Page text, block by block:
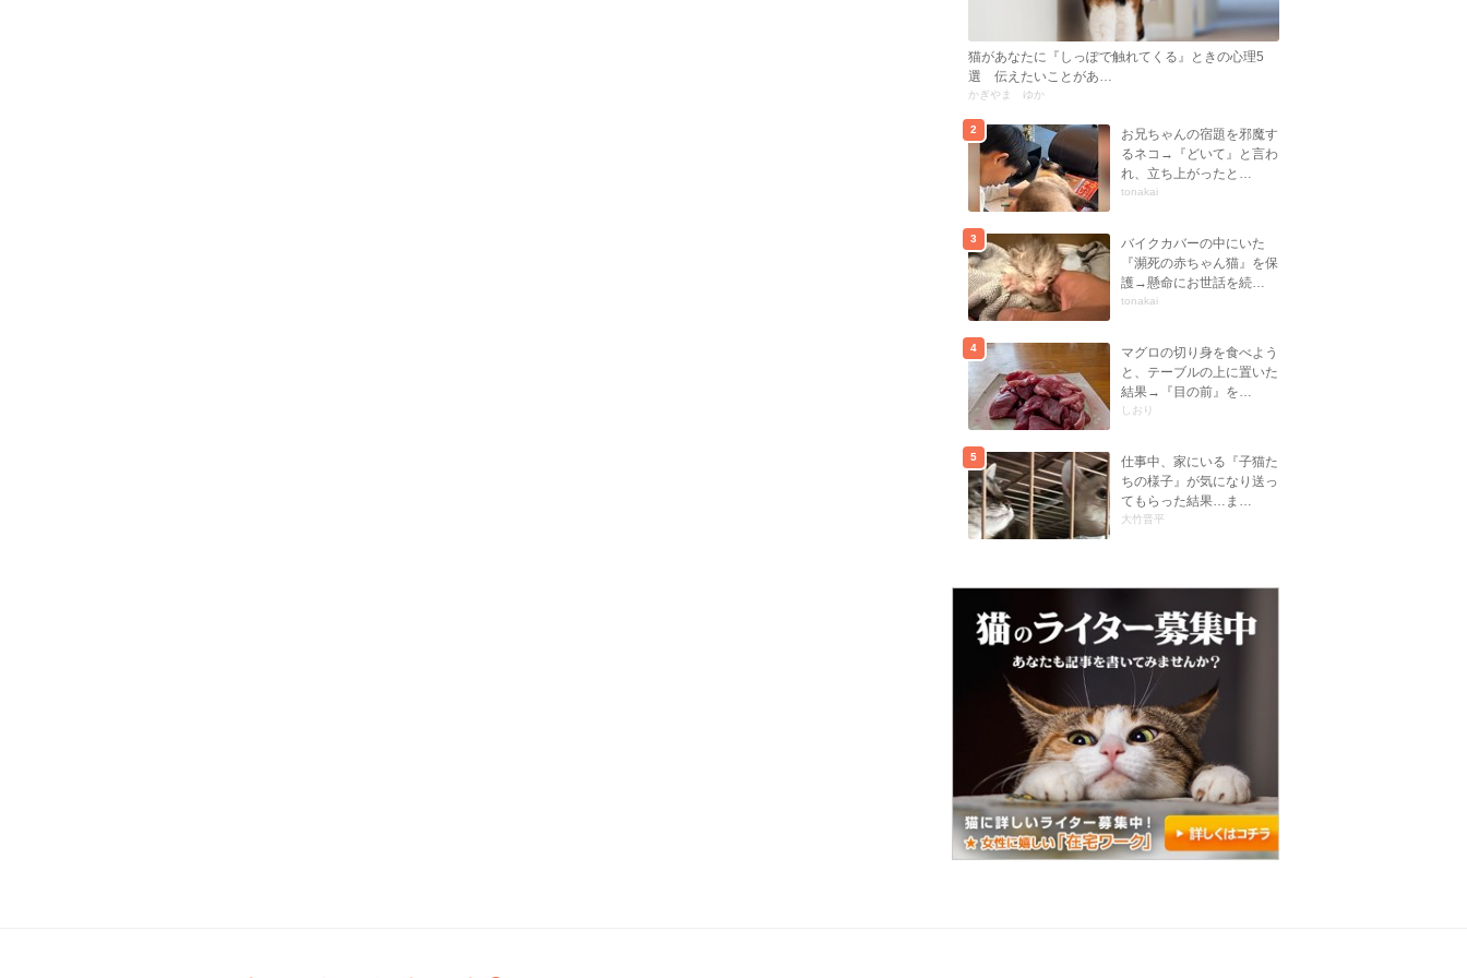
猫があなたに『しっぽで触れてくる』ときの心理5
選 伝えたいことがあ…
かぎやま ゆか
2
お兄ちゃんの宿題を邪魔す
るネコ→『どいて』と言わ
れ、立ち上がったと…
tonakai
3
バイクカバーの中にいた
『瀕死の赤ちゃん猫』を保
護→懸命にお世話を続…
tonakai
4
マグロの切り身を食べよう
と、テーブルの上に置いた
結果→『目の前』を…
しおり
5
仕事中、家にいる『子猫た
ちの様子』が気になり送っ
てもらった結果…ま…
大竹晋平